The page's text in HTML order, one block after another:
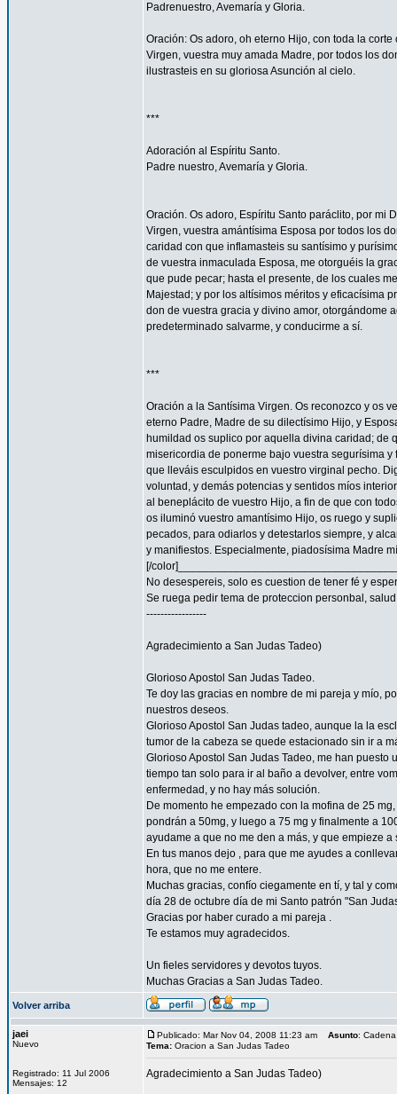
Padrenuestro, Avemaría y Gloria.
Oración: Os adoro, oh eterno Hijo, con toda la
Virgen, vuestra muy amada Madre, por todos los
ilustrasteis en su gloriosa Asunción al cielo.
***
Adoración al Espíritu Santo.
Padre nuestro, Avemaría y Gloria.
Oración. Os adoro, Espíritu Santo paráclito, por mi
Virgen, vuestra amántísima Esposa por todos los
caridad con que inflamasteis su santísimo y
de vuestra inmaculada Esposa, me otorguéis la
que pude pecar; hasta el presente, de los cuales
Majestad; y por los altísimos méritos y eficacísima
don de vuestra gracia y divino amor, otorgándome
predeterminado salvarme, y conducirme a sí.
***
Oración a la Santísima Virgen. Os reconozco y os
eterno Padre, Madre de su dilectísimo Hijo, y
humildad os suplico por aquella divina caridad; de
misericordia de ponerme bajo vuestra segurísima
que lleváis esculpidos en vuestro virginal pecho.
voluntad, y demás potencias y sentidos míos
al beneplácito de vuestro Hijo, a fin de que con
os iluminó vuestro amantísimo Hijo, os ruego y
pecados, para odiarlos y detestarlos siempre, y
y manifiestos. Especialmente, piadosísima Madre
[/
No desespereis, solo es cuestion de tener fé y
Se ruega pedir tema de proteccion personbal,
-----------------
Agradecimiento a San Judas Tadeo)
Glorioso Apostol San Judas Tadeo.
Te doy las gracias en nombre de mi pareja y mío,
nuestros deseos.
Glorioso Apostol San Judas tadeo, aunque la la
tumor de la cabeza se quede estacionado sin ir a
Glorioso Apostol San Judas Tadeo, me han
tiempo tan solo para ir al baño a devolver, entre
enfermedad, y no hay más solución.
De momento he empezado con la mofina de 25
pondrán a 50mg, y luego a 75 mg y finalmente a
ayudame a que no me den a más, y que empieze
En tus manos dejo , para que me ayudes a
hora, que no me entere.
Muchas gracias, confío ciegamente en tí, y tal y
día 28 de octubre día de mi Santo patrón "San
Gracias por haber curado a mi pareja .
Te estamos muy agradecidos.
Un fieles servidores y devotos tuyos.
Muchas Gracias a San Judas Tadeo.
Volver arriba
jaei
Nuevo
Registrado: 11 Jul 2006
Mensajes: 12
Publicado: Mar Nov 04, 2008 11:23 am Asunto:
Tema: Oracion a San Judas Tadeo
Agradecimiento a San Judas Tadeo)